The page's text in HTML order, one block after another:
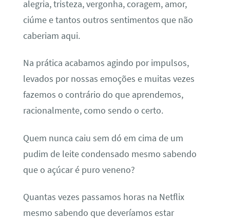
alegria, tristeza, vergonha, coragem, amor,
ciúme e tantos outros sentimentos que não
caberiam aqui.
Na prática acabamos agindo por impulsos,
levados por nossas emoções e muitas vezes
fazemos o contrário do que aprendemos,
racionalmente, como sendo o certo.
Quem nunca caiu sem dó em cima de um
pudim de leite condensado mesmo sabendo
que o açúcar é puro veneno?
Quantas vezes passamos horas na Netflix
mesmo sabendo que deveríamos estar